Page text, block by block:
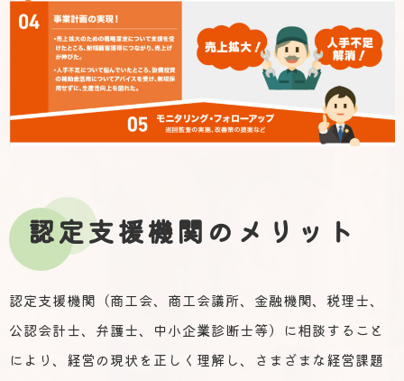
認定支援機関のメリット
認定支援機関（商工会、商工会議所、金融機関、税理士、
公認会計士、弁護士、中小企業診断士等）に相談すること
により、経営の現状を正しく理解し、さまざまな経営課題